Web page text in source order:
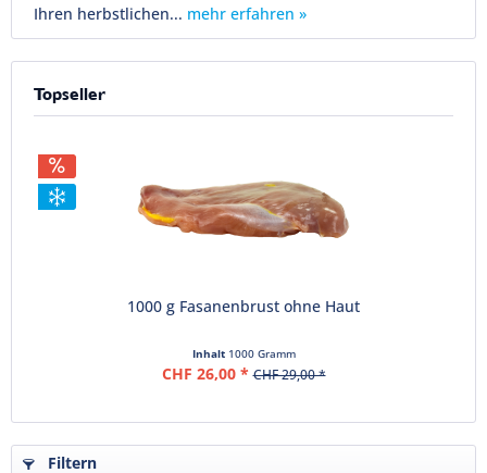
Ihren herbstlichen... mehr erfahren »
Topseller
1000 g Fasanenbrust ohne Haut
Inhalt 1000 Gramm
CHF 26,00 * CHF 29,00 *
Filtern